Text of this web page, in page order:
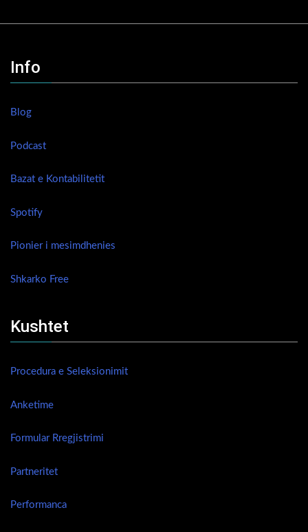
Info
Blog
Podcast
Bazat e Kontabilitetit
Spotify
Pionier i mesimdhenies
Shkarko Free
Kushtet
Procedura e Seleksionimit
Anketime
Formular Rregjistrimi
Partneritet
Performanca